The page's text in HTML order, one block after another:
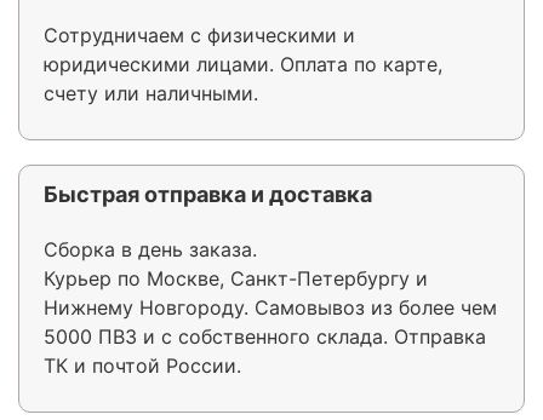
Сотрудничаем с физическими и
юридическими лицами. Оплата по карте,
счету или наличными.
Быстрая отправка и доставка
Сборка в день заказа.
Курьер по Москве, Санкт-Петербургу и
Нижнему Новгороду. Самовывоз из более чем
5000 ПВЗ и с собственного склада. Отправка
ТК и почтой России.